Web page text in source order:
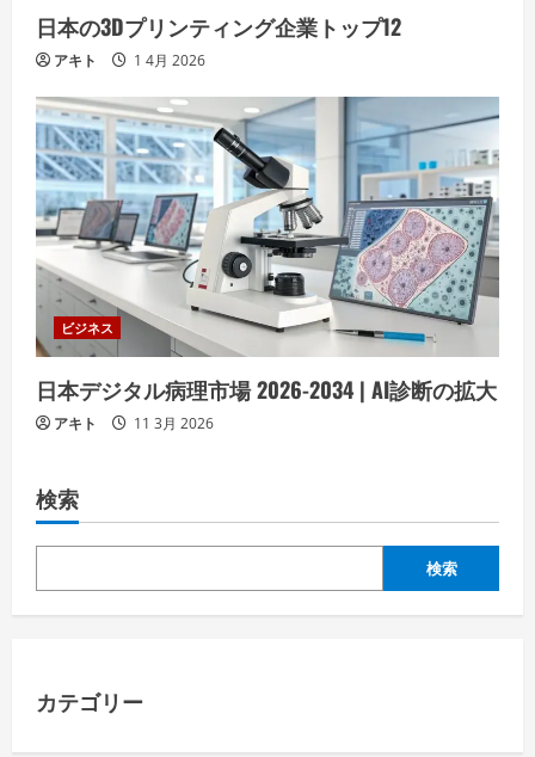
日本の3Dプリンティング企業トップ12
アキト 1 4月 2026
ビジネス
日本デジタル病理市場 2026-2034 | AI診断の拡大
アキト 11 3月 2026
検索
検索
カテゴリー